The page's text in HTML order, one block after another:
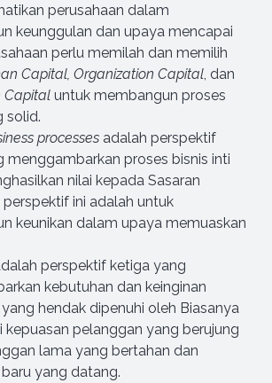
perusahaan dalam
keunggulan dan upaya mencapai
perlu memilah dan memilih
Capital, Organization Capital , dan
Capital untuk membangun proses
solid.
processes adalah perspektif
menggambarkan proses bisnis inti
nilai kepada Sasaran
ini adalah untuk
keunikan dalam upaya memuaskan
perspektif ketiga yang
kebutuhan dan keinginan
hendak dipenuhi oleh Biasanya
kepuasan pelanggan yang berujung
lama yang bertahan dan
yang datang.